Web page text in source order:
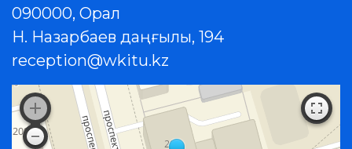
090000, Орал
Н. Назарбаев даңғылы, 194
reception@wkitu.kz